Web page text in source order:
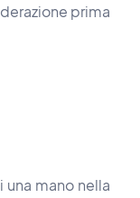
prima
una mano nella